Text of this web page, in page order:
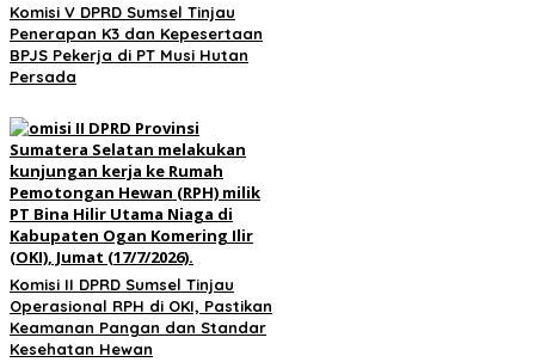
Komisi V DPRD Sumsel Tinjau
Penerapan K3 dan Kepesertaan
BPJS Pekerja di PT Musi Hutan
Persada
Komisi II DPRD Sumsel Tinjau
Operasional RPH di OKI, Pastikan
Keamanan Pangan dan Standar
Kesehatan Hewan